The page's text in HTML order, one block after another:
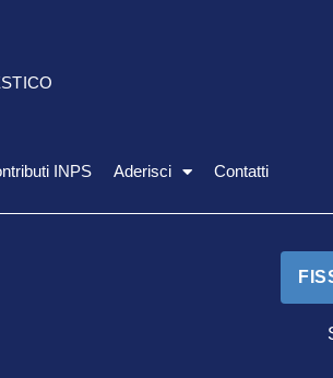
INPS Aderisci Contatti